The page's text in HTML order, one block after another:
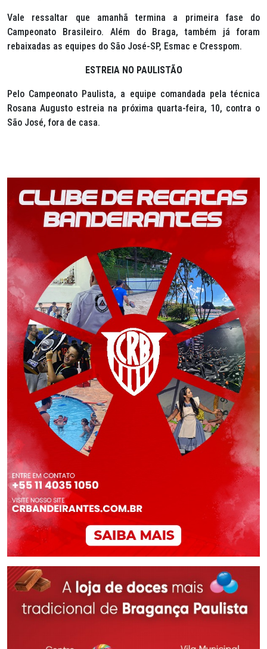
Vale ressaltar que amanhã termina a primeira fase do
Campeonato Brasileiro. Além do Braga, também já foram
rebaixadas as equipes do São José-SP, Esmac e Cresspom.
ESTREIA NO PAULISTÃO
Pelo Campeonato Paulista, a equipe comandada pela técnica
Rosana Augusto estreia na próxima quarta-feira, 10, contra o
São José, fora de casa.